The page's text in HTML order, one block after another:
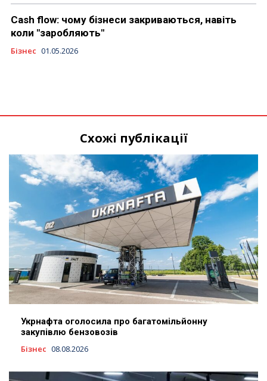
Cash flow: чому бізнеси закриваються, навіть
коли "заробляють"
Бізнес 01.05.2026
Схожі публікації
Укрнафта оголосила про багатомільйонну
закупівлю бензовозів
Бізнес 08.08.2026